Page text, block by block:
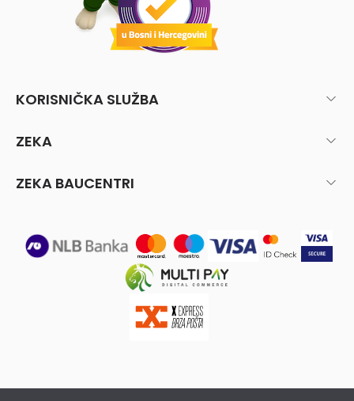
KORISNIČKA SLUŽBA
ZEKA
ZEKA BAUCENTRI